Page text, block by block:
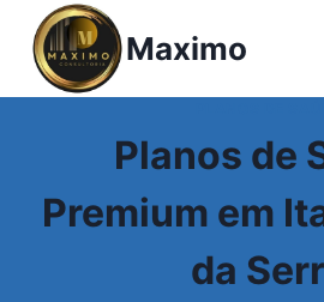
Pular
para
Maximo
Planos de
Premium em
da